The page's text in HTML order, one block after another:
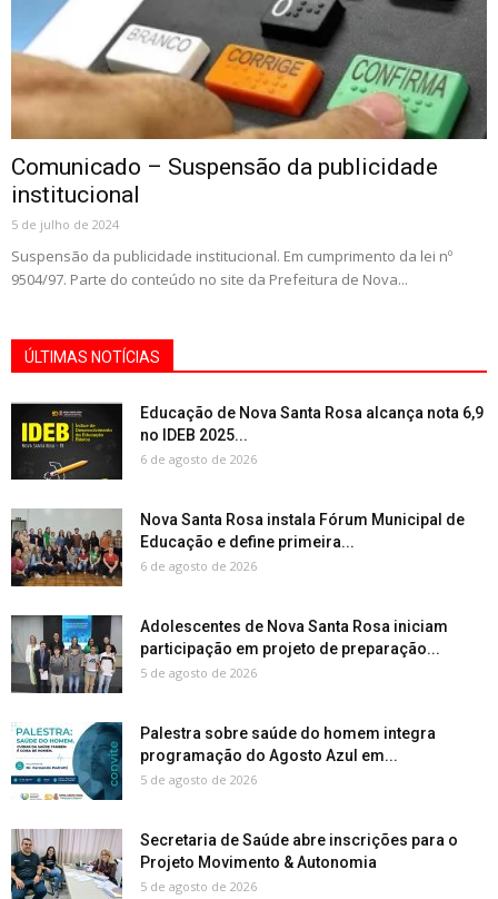
Comunicado – Suspensão da publicidade
institucional
5 de julho de 2024
Suspensão da publicidade institucional. Em cumprimento da lei nº
9504/97. Parte do conteúdo no site da Prefeitura de Nova...
ÚLTIMAS NOTÍCIAS
Educação de Nova Santa Rosa alcança nota 6,9
no IDEB 2025...
6 de agosto de 2026
Nova Santa Rosa instala Fórum Municipal de
Educação e define primeira...
6 de agosto de 2026
Adolescentes de Nova Santa Rosa iniciam
participação em projeto de preparação...
5 de agosto de 2026
Palestra sobre saúde do homem integra
programação do Agosto Azul em...
5 de agosto de 2026
Secretaria de Saúde abre inscrições para o
Projeto Movimento & Autonomia
5 de agosto de 2026